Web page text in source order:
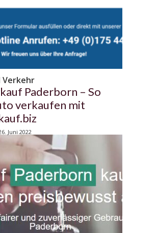
Verkehr
Paderborn – So
verkaufen mit
Juni 2022